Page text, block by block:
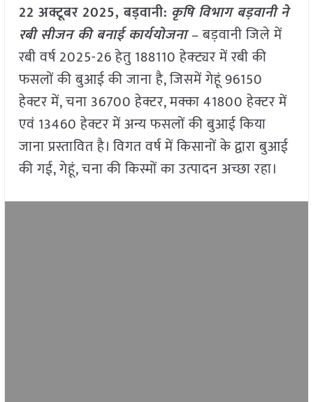
22 अक्टूबर 2025,बड़वानी: कृषि विभाग बड़वानी ने
रबी सीजन की बनाई कार्ययोजना– बड़वानी जिले में
रबी वर्ष 2025-26 हेतु 188110 हेक्ट्यर में रबी की
फसलों की बुआई की जाना है, जिसमें गेहूं 96150
हेक्टर में, चना 36700 हेक्टर, मक्का 41800 हेक्टर में
एवं 13460 हेक्टर में अन्य फसलों की बुआई किया
जाना प्रस्तावित है। विगत वर्ष में किसानों के द्वारा बुआई
की गई, गेहूं, चना की किस्मों का उत्पादन अच्छा रहा।